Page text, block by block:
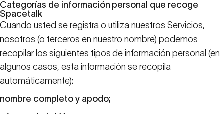
Categorías de información personal que recoge
Spacetalk
Cuando usted se registra o utiliza nuestros Servicios,
nosotros (o terceros en nuestro nombre) podemos
recopilar los siguientes tipos de información personal (en
algunos casos, esta información se recopila
automáticamente):
nombre completo y apodo;